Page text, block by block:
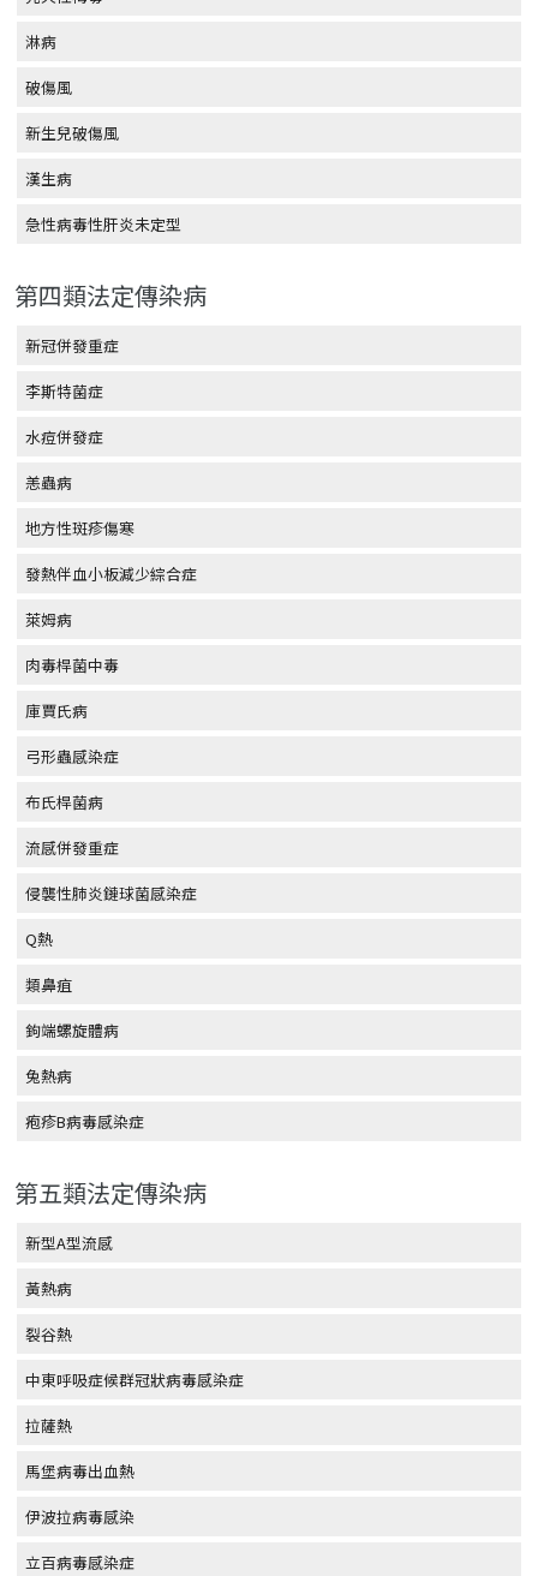
淋病
破傷風
新生兒破傷風
漢生病
急性病毒性肝炎未定型
第四類法定傳染病
新冠併發重症
李斯特菌症
水痘併發症
恙蟲病
地方性斑疹傷寒
發熱伴血小板減少綜合症
萊姆病
肉毒桿菌中毒
庫賈氏病
弓形蟲感染症
布氏桿菌病
流感併發重症
侵襲性肺炎鏈球菌感染症
Q熱
類鼻疽
鉤端螺旋體病
兔熱病
疱疹B病毒感染症
第五類法定傳染病
新型A型流感
黃熱病
裂谷熱
中東呼吸症候群冠狀病毒感染症
拉薩熱
馬堡病毒出血熱
伊波拉病毒感染
立百病毒感染症